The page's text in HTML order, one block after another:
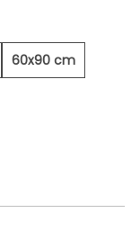
60x90 cm